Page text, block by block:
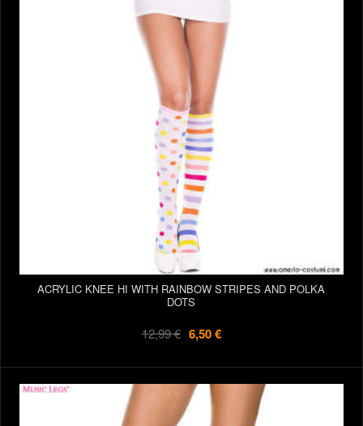
ACRYLIC KNEE HI WITH RAINBOW STRIPES AND POLKA
DOTS
12,99 € 6,50 €